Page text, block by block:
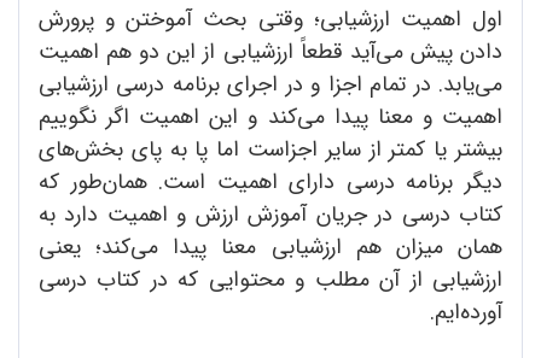
اول اهمیت ارزشیابی؛ وقتی بحث آموختن و پرورش
دادن پیش می‌آید قطعاً ارزشیابی از این دو هم اهمیت
می‌یابد. در تمام اجزا و در اجرای برنامه درسی ارزشیابی
اهمیت و معنا پیدا می‌کند و این اهمیت اگر نگوییم
بیشتر یا کمتر از سایر اجزاست اما پا به پای بخش‌های
دیگر برنامه درسی دارای اهمیت است. همان‌طور که
کتاب درسی در جریان آموزش ارزش و اهمیت دارد به
همان میزان هم ارزشیابی معنا پیدا می‌کند؛ یعنی
ارزشیابی از آن مطلب و محتوایی که در کتاب درسی‌‌
آورده‌ایم.